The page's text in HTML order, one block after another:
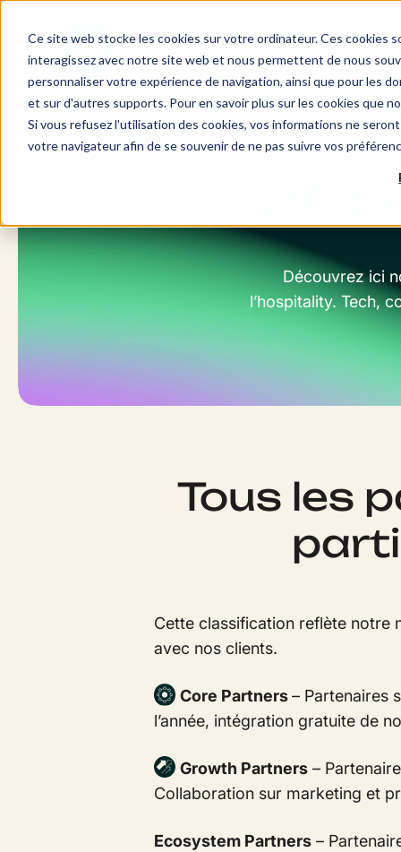
Ce site web stocke les cookies sur votre ordinateur. Ces cookies
interagissez avec notre site web et nous permettent de nous
personnaliser votre expérience de navigation, ainsi que pour les
et sur d'autres supports. Pour en savoir plus sur les cookies que
Si vous refusez l'utilisation des cookies, vos informations ne
votre navigateur afin de se souvenir de ne pas suivre vos
Aller
contenu
Découvrez ici
l’hospitality. Tech,
Tous les
Cette classification reflète notre
avec nos clients.
Core Partners– Partenaires
l’année, intégration gratuite de
Growth Partners –
Collaboration sur marketing et
Ecosystem Partners –